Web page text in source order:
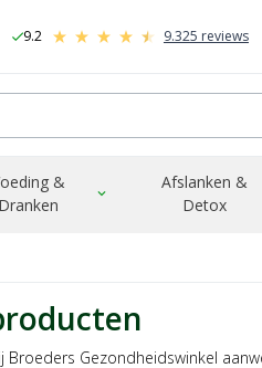
check9.2 9.325 reviews
&
Dranken
expand_more
Afslanken &
Detox
Broeders Gezondheidswinkel